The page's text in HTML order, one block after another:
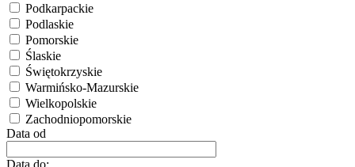
Podkarpackie
Podlaskie
Pomorskie
Ślaskie
Świętokrzyskie
Warmińsko-Mazurskie
Wielkopolskie
Zachodniopomorskie
Data od
Data do: